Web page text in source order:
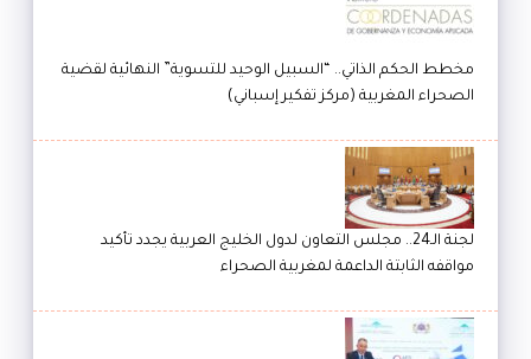
مخطط الحكم الذاتي.. “السبيل الوحيد للتسوية” النهائية لقضية
الصحراء المغربية (مركز تفكير إسباني)
لجنة الـ24.. مجلس التعاون لدول الخليج العربية يجدد تأكيد
مواقفه الثابتة الداعمة لمغربية الصحراء